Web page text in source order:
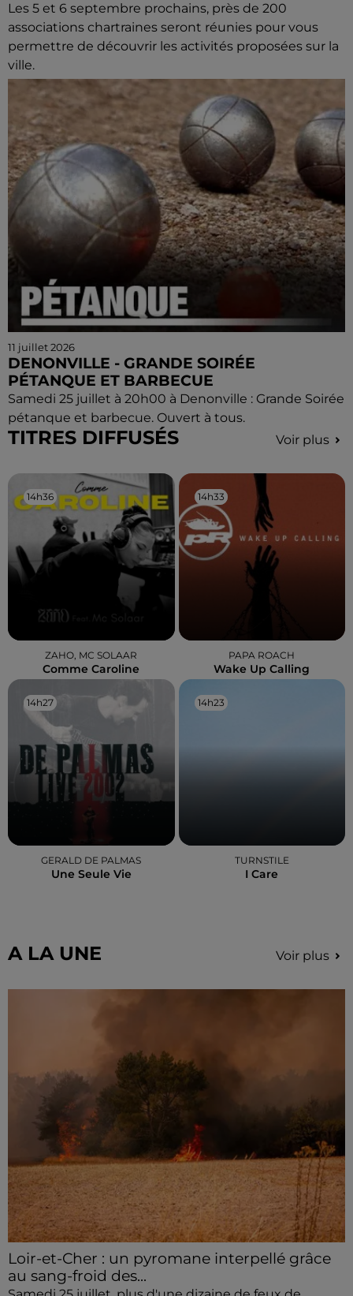
Les 5 et 6 septembre prochains, près de 200
associations chartraines seront réunies pour vous
permettre de découvrir les activités proposées sur la
ville.
11 juillet 2026
DENONVILLE - GRANDE SOIRÉE
PÉTANQUE ET BARBECUE
Samedi 25 juillet à 20h00 à Denonville : Grande Soirée
pétanque et barbecue. Ouvert à tous.
TITRES DIFFUSÉS Voir plus
14h36
14h36
ZAHO, MC SOLAAR
Comme Caroline
14h33
14h33
PAPA ROACH
Wake Up Calling
14h27
14h27
GERALD DE PALMAS
Une Seule Vie
14h23
14h23
TURNSTILE
I Care
A LA UNE Voir plus
Loir-et-Cher : un pyromane interpellé grâce
au sang-froid des...